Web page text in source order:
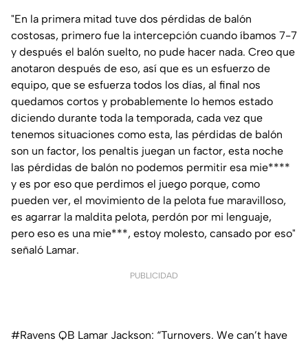
"En la primera mitad tuve dos pérdidas de balón
costosas, primero fue la intercepción cuando íbamos 7-7
y después el balón suelto, no pude hacer nada. Creo que
anotaron después de eso, así que es un esfuerzo de
equipo, que se esfuerza todos los días, al final nos
quedamos cortos y probablemente lo hemos estado
diciendo durante toda la temporada, cada vez que
tenemos situaciones como esta, las pérdidas de balón
son un factor, los penaltis juegan un factor, esta noche
las pérdidas de balón no podemos permitir esa mie****
y es por eso que perdimos el juego porque, como
pueden ver, el movimiento de la pelota fue maravilloso,
es agarrar la maldita pelota, perdón por mi lenguaje,
pero eso es una mie***, estoy molesto, cansado por eso"
señaló Lamar.
PUBLICIDAD
#Ravens QB Lamar Jackson: “Turnovers. We can’t have